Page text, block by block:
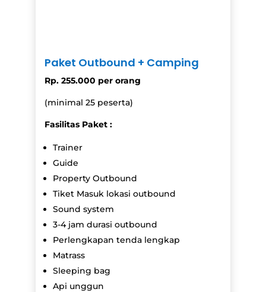
Paket Outbound + Camping
Rp. 255.000 per orang
(minimal 25 peserta)
Fasilitas Paket :
Trainer
Guide
Property Outbound
Tiket Masuk lokasi outbound
Sound system
3-4 jam durasi outbound
Perlengkapan tenda lengkap
Matrass
Sleeping bag
Api unggun